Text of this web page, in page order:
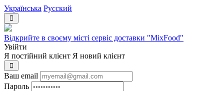
Українська Русский
Відкрийте в своєму місті сервіс доставки "MixFood"
Увійти
Я постійний клієнт Я новий клієнт
Ваш email
Пароль